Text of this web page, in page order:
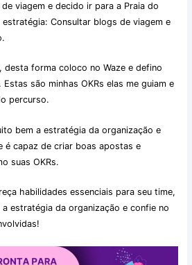
viagem e decido ir para a Praia do
estratégia: Consultar blogs de viagem e
desta forma coloco no Waze e defino
são minhas OKRs elas me guiam e
percurso.
bem a estratégia da organização e
é capaz de criar boas apostas e
suas OKRs.
habilidades essenciais para seu time,
estratégia da organização e confie no